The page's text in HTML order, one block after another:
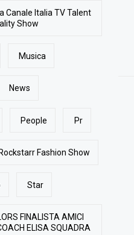
Canale Italia TV Talent
Show
Musica
News
People Pr
Rockstarr Fashion Show
Star
FINALISTA AMICI
ELISA SQUADRA